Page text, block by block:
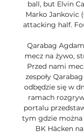
ball, but Elvin
Marko Jankovic
attacking half.
Qarabag
mecz na żywo,
Przed nami
zespoły
odbędzie się w
ramach
portalu
tym gdzie
BK Häcken